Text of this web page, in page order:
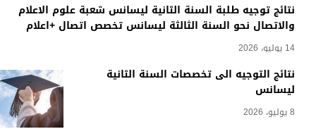
نتائج توجيه طلبة السنة الثانية ليسانس شعبة علوم الاعلام
والاتصال نحو السنة الثالثة ليسانس تخصص اتصال +اعلام
14 يوليو، 2026
نتائج التوجيه الى تخصصات السنة الثانية
ليسانس
8 يوليو، 2026